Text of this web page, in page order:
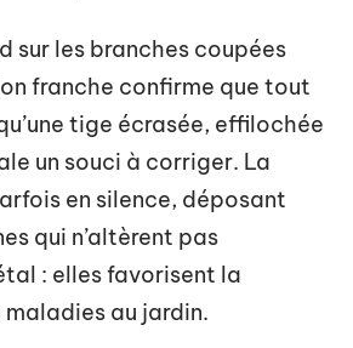
sur les branches coupées
franche confirme que tout
tige écrasée, effilochée
un souci à corriger. La
en silence, déposant
qui n’altèrent pas
: elles favorisent la
au jardin.